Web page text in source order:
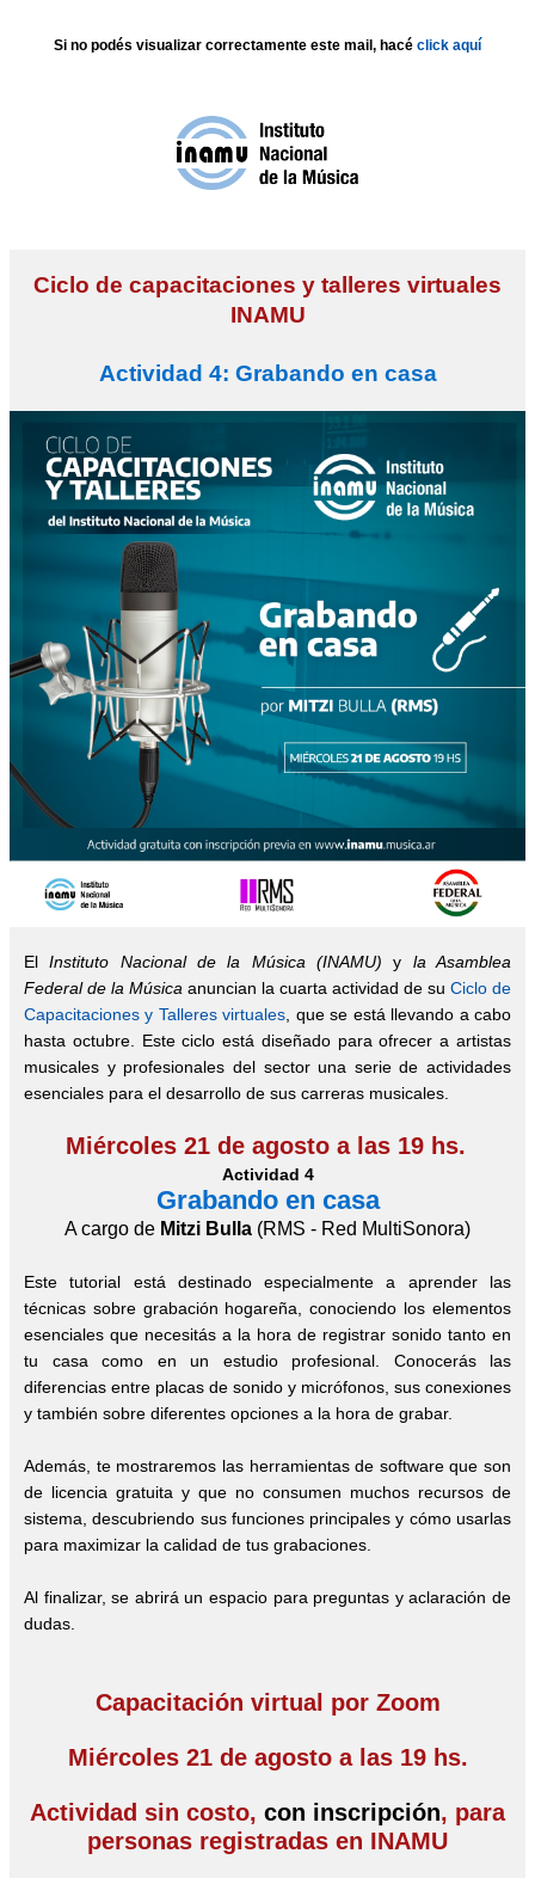
Si no podés visualizar correctamente este mail, hacé click aquí
Ciclo de capacitaciones y talleres virtuales
INAMU
Actividad 4: Grabando en casa
ElInstituto Nacional de la Música (INAMU)y la Asamblea
Federal de la Música anuncian la cuarta actividad de su Ciclo de
Capacitaciones y Talleres virtuales , que se está llevando a cabo
hasta octubre. Este ciclo está diseñado para ofrecer a artistas
musicales y profesionales del sector una serie de actividades
esenciales para el desarrollo de sus carreras musicales.
Miércoles 21 de agosto a las 19 hs.
Actividad 4
Grabando en casa
A cargo de Mitzi Bulla (RMS - Red MultiSonora)
Este tutorial está destinado especialmente a aprender las
técnicas sobre grabación hogareña, conociendo los elementos
esenciales que necesitás a la hora de registrar sonido tanto en
tu casa como en un estudio profesional. Conocerás las
diferencias entre placas de sonido y micrófonos, sus conexiones
y también sobre diferentes opciones a la hora de grabar.
Además, te mostraremos las herramientas de software que son
de licencia gratuita y que no consumen muchos recursos de
sistema, descubriendo sus funciones principales y cómo usarlas
para maximizar la calidad de tus grabaciones.
Al finalizar, se abrirá un espacio para preguntas y aclaración de
dudas.
Capacitación virtual por Zoom
Miércoles 21 de agosto a las 19 hs.
Actividad sin costo, con inscripción, para
personas registradas en INAMU